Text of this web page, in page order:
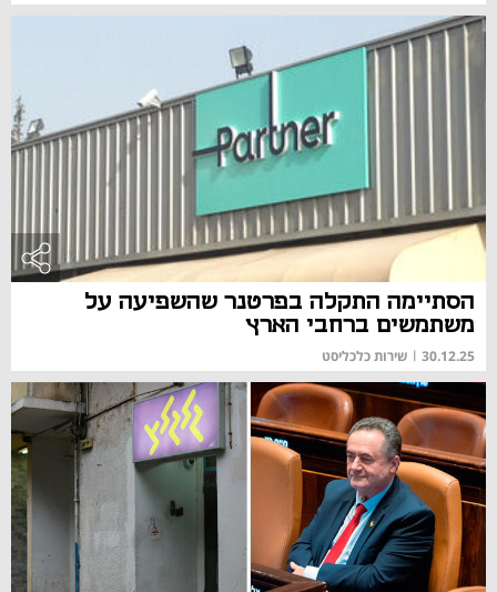
הסתיימה התקלה בפרטנר שהשפיעה על
משתמשים ברחבי הארץ
30.12.25
| שירות כלכליסט